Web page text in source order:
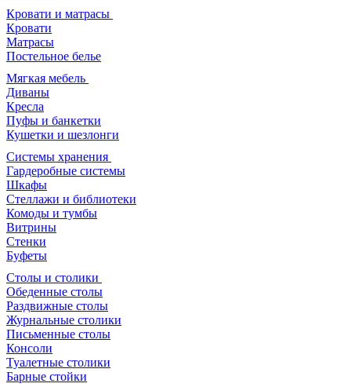
Кровати и матрасы
Кровати
Матрасы
Постельное белье
Мягкая мебель
Диваны
Кресла
Пуфы и банкетки
Кушетки и шезлонги
Системы хранения
Гардеробные системы
Шкафы
Стеллажи и библиотеки
Комоды и тумбы
Витрины
Стенки
Буфеты
Столы и столики
Обеденные столы
Раздвижные столы
Журнальные столики
Письменные столы
Консоли
Туалетные столики
Барные стойки